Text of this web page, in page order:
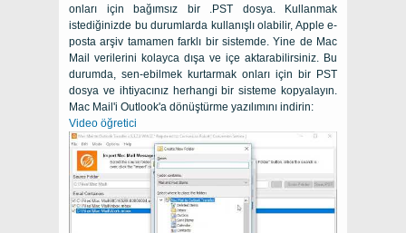
onları için bağımsız bir .PST dosya. Kullanmak
istediğinizde bu durumlarda kullanışlı olabilir, Apple e-
posta arşiv tamamen farklı bir sistemde. Yine de Mac
Mail verilerini kolayca dışa ve içe aktarabilirsiniz. Bu
durumda, sen-ebilmek kurtarmak onları için bir PST
dosya ve ihtiyacınız herhangi bir sisteme kopyalayın.
Mac Mail'i Outlook'a dönüştürme yazılımını indirin:
Video öğretici